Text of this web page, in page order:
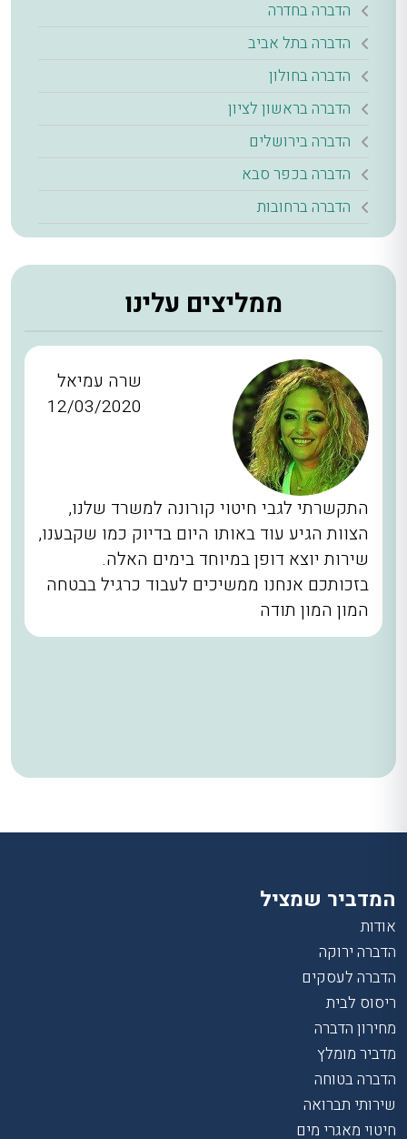
הדברה בחדרה
הדברה בתל אביב
הדברה בחולון
הדברה בראשון לציון
הדברה בירושלים
הדברה בכפר סבא
הדברה ברחובות
ממליצים עלינו
שרה עמיאל
12/03/2020
התקשרתי לגבי חיטוי קורונה למשרד שלנו,
הצוות הגיע עוד באותו היום בדיוק כמו שקבענו,
שירות יוצא דופן במיוחד בימים האלה.
בזכותכם אנחנו ממשיכים לעבוד כרגיל בבטחה
המון המון תודה
המדביר שמציל
אודות
הדברה ירוקה
הדברה לעסקים
ריסוס לבית
מחירון הדברה
מדביר מומלץ
הדברה בטוחה
שירותי תברואה
חיטוי מאגרי מים